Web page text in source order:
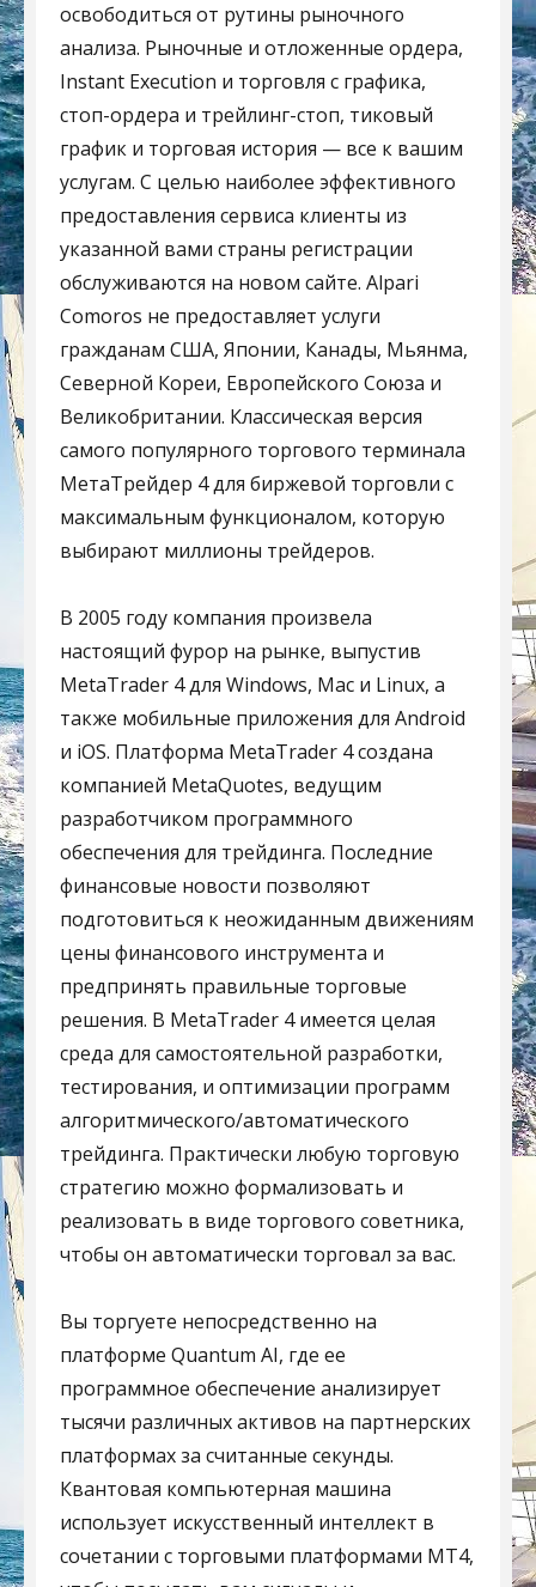
освободиться от рутины рыночного
анализа. Рыночные и отложенные ордера,
Instant Execution и торговля с графика,
стоп-ордера и трейлинг-стоп, тиковый
график и торговая история — все к вашим
услугам. С целью наиболее эффективного
предоставления сервиса клиенты из
указанной вами страны регистрации
обслуживаются на новом сайте. Alpari
Comoros не предоставляет услуги
гражданам США, Японии, Канады, Мьянма,
Северной Кореи, Европейского Союза и
Великобритании. Классическая версия
самого популярного торгового терминала
МетаТрейдер 4 для биржевой торговли с
максимальным функционалом, которую
выбирают миллионы трейдеров.
В 2005 году компания произвела
настоящий фурор на рынке, выпустив
MetaTrader 4 для Windows, Mac и Linux, а
также мобильные приложения для Android
и iOS. Платформа MetaTrader 4 создана
компанией MetaQuotes, ведущим
разработчиком программного
обеспечения для трейдинга. Последние
финансовые новости позволяют
подготовиться к неожиданным движениям
цены финансового инструмента и
предпринять правильные торговые
решения. В MetaTrader 4 имеется целая
среда для самостоятельной разработки,
тестирования, и оптимизации программ
алгоритмического/автоматического
трейдинга. Практически любую торговую
стратегию можно формализовать и
реализовать в виде торгового советника,
чтобы он автоматически торговал за вас.
Вы торгуете непосредственно на
платформе Quantum AI, где ее
программное обеспечение анализирует
тысячи различных активов на партнерских
платформах за считанные секунды.
Квантовая компьютерная машина
использует искусственный интеллект в
сочетании с торговыми платформами MT4,